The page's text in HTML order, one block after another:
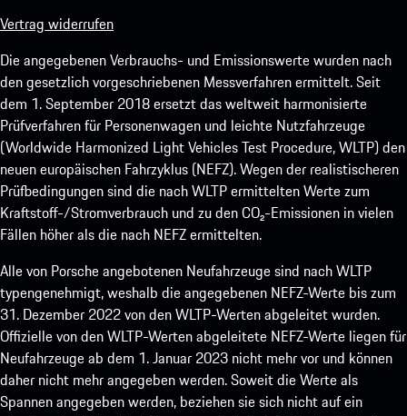
Vertrag widerrufen
Die angegebenen Verbrauchs- und Emissionswerte wurden nach
den gesetzlich vorgeschriebenen Messverfahren ermittelt. Seit
dem 1. September 2018 ersetzt das weltweit harmonisierte
Prüfverfahren für Personenwagen und leichte Nutzfahrzeuge
(Worldwide Harmonized Light Vehicles Test Procedure, WLTP) den
neuen europäischen Fahrzyklus (NEFZ). Wegen der realistischeren
Prüfbedingungen sind die nach WLTP ermittelten Werte zum
Kraftstoff-/Stromverbrauch und zu den CO₂-Emissionen in vielen
Fällen höher als die nach NEFZ ermittelten.
Alle von Porsche angebotenen Neufahrzeuge sind nach WLTP
typengenehmigt, weshalb die angegebenen NEFZ-Werte bis zum
31. Dezember 2022 von den WLTP-Werten abgeleitet wurden.
Offizielle von den WLTP-Werten abgeleitete NEFZ-Werte liegen für
Neufahrzeuge ab dem 1. Januar 2023 nicht mehr vor und können
daher nicht mehr angegeben werden. Soweit die Werte als
Spannen angegeben werden, beziehen sie sich nicht auf ein